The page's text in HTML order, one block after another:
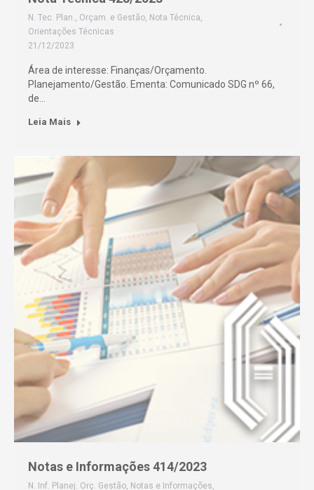
N. Tec. Plan., Orçam. e Gestão, Nota Técnica,
Orientações Técnicas
21/12/2023
Área de interesse: Finanças/Orçamento.
Planejamento/Gestão. Ementa: Comunicado SDG nº 66,
de…
Leia Mais
Notas e Informações 414/2023
N. Inf. Planej. Orç. Gestão, Notas e Informações,